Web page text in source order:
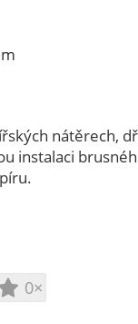
nátěrech,
instalaci
0×